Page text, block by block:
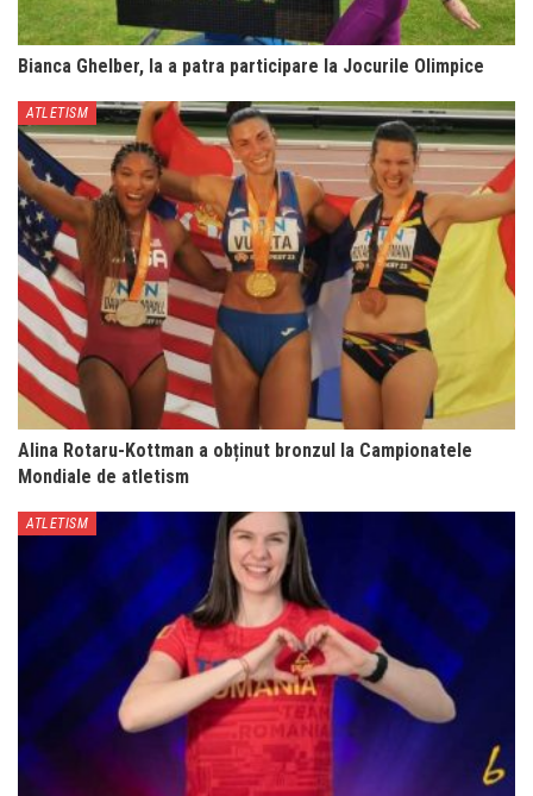
Bianca Ghelber, la a patra participare la Jocurile Olimpice
ATLETISM
Alina Rotaru-Kottman a obținut bronzul la Campionatele
Mondiale de atletism
ATLETISM